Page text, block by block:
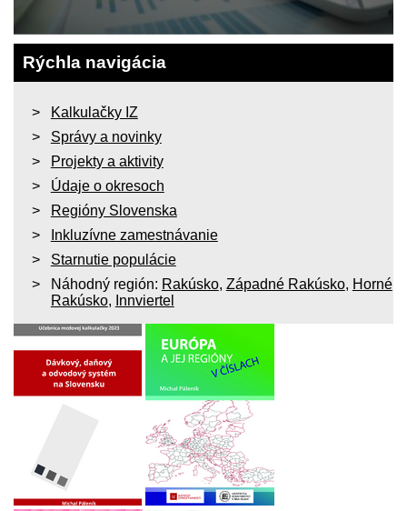
Rýchla navigácia
Kalkulačky IZ
Správy a novinky
Projekty a aktivity
Údaje o okresoch
Regióny Slovenska
Inkluzívne zamestnávanie
Starnutie populácie
Náhodný región: Rakúsko, Západné Rakúsko, Horné
Rakúsko, Innviertel